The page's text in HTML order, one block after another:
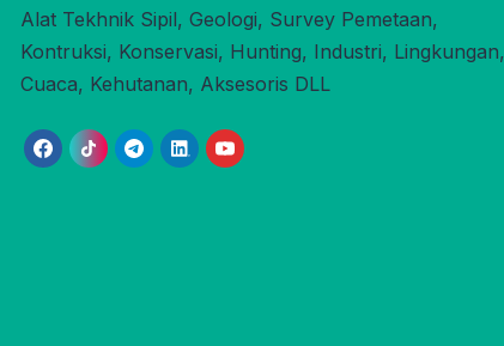
Alat Tekhnik Sipil, Geologi, Survey Pemetaan,
Kontruksi, Konservasi, Hunting, Industri, Lingkungan,
Cuaca, Kehutanan, Aksesoris DLL